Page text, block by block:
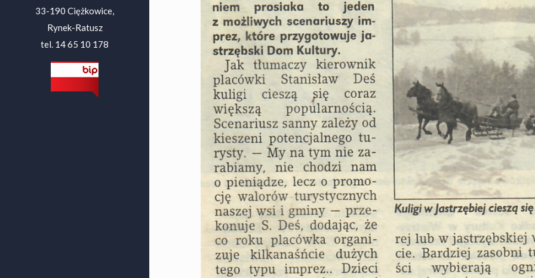
33-190 Ciężkowice,
Rynek-Ratusz
tel. 14 65 10 178